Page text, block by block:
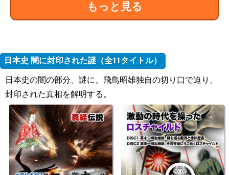
もっと見る
日本史 闇に封印された謎（全11タイトル）
日本史の闇の部分、謎に、飛鳥昭雄独自の切り口で迫り、
封印された真相を解明する。